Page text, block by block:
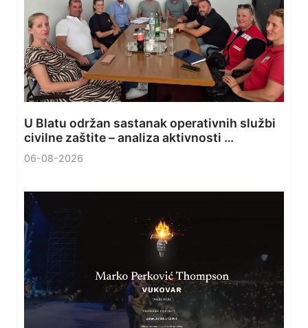
U Blatu održan sastanak operativnih službi
civilne zaštite – analiza aktivnosti …
06-08-2026